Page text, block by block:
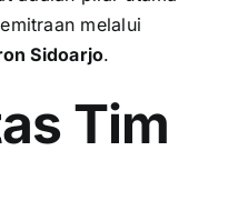
melalui
Sidoarjo.
Tim